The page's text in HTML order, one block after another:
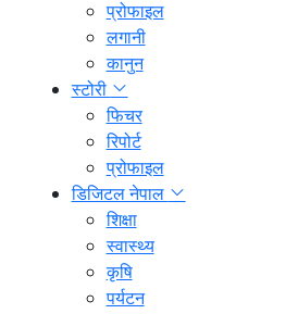
प्रोफाइल
लगानी
कानुन
स्टोरी
फिचर
रिपोर्ट
प्रोफाइल
डिजिटल नेपाल
शिक्षा
स्वास्थ्य
कृषि
पर्यटन